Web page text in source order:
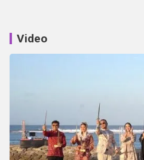
Video